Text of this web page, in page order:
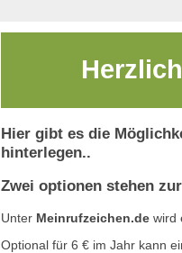
Hier gibt es die
hinterlegen..
Zwei optionen stehen
Unter Meinrufzeichen.dewird
Optional für 6 € im Jahr kann